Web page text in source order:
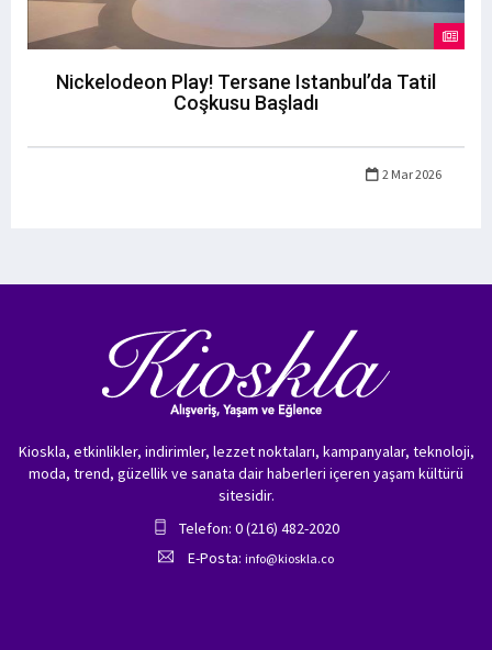
Nickelodeon Play! Tersane Istanbul’da Tatil
Coşkusu Başladı
2 Mar 2026
Kioskla, etkinlikler, indirimler, lezzet noktaları, kampanyalar, teknoloji,
moda, trend, güzellik ve sanata dair haberleri içeren yaşam kültürü
sitesidir.
Telefon: 0 (216) 482-2020
E-Posta: info@kioskla.co